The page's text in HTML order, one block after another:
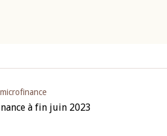
à fin juin 2023